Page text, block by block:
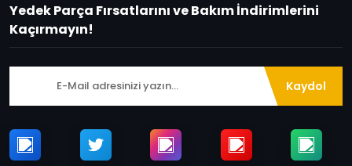
Yedek Parça Fırsatlarını ve Bakım İndirimlerini
Kaçırmayın!
Kaydol